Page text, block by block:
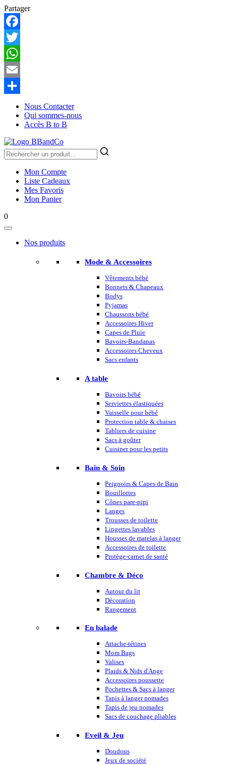
Partager
Facebook
Twitter
WhatsApp
Email
Partager
Nous Contacter
Qui sommes-nous
Accès B to B
Mon Compte
Liste Cadeaux
Mes Favoris
Mon Panier
0
Nos produits
Mode & Accessoires
Vêtements bébé
Bonnets & Chapeaux
Bodys
Pyjamas
Chaussons bébé
Accessoires Hiver
Capes de Pluie
Bavoirs-Bandanas
Accessoires Cheveux
Sacs enfants
A table
Bavoirs bébé
Serviettes élastiquées
Vaisselle pour bébé
Protection table & chaises
Tabliers de cuisine
Sacs à goûter
Cuisiner pour les petits
Bain & Soin
Peignoirs & Capes de Bain
Bouillottes
Cônes pare-pipi
Langes
Trousses de toilette
Lingettes lavables
Housses de matelas à langer
Accessoires de toilette
Protège-carnet de santé
Chambre & Déco
Autour du lit
Décoration
Rangement
En balade
Attache-tétines
Mom Bags
Valises
Plaids & Nids d'Ange
Accessoires poussette
Pochettes & Sacs à langer
Tapis à langer nomades
Tapis de jeu nomades
Sacs de couchage pliables
Eveil & Jeu
Doudous
Jeux de société